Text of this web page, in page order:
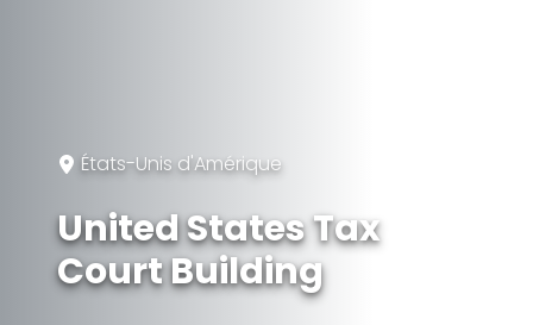
États-Unis d'Amérique
United States Tax
Court Building